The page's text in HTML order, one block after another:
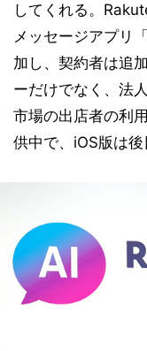
してくれる。
メッセージアプリ
加し、契約者は追
ーだけでなく、法
市場の出店者の利
供中で、iOS版は後